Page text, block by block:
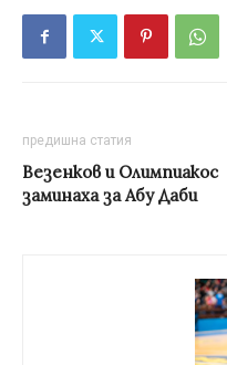
предишна статия
Везенков и Олимпиакос
заминаха за Абу Даби